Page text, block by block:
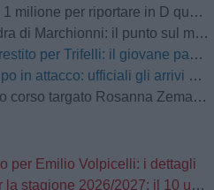
per riportare in D questa società"
Marchionni: il punto sul mercato
Trifelli: il giovane passa al Bologna
ufficiali gli arrivi di Ganz e Klimavičius
Rosanna Zema: la conferenza stampa
per Emilio Volpicelli: i dettagli
2026/2027: il 10 usciranno i calendari